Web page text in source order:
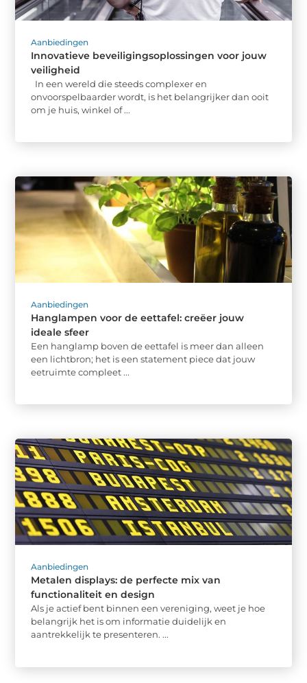
Aanbiedingen
Innovatieve beveiligingsoplossingen voor jouw
veiligheid
In een wereld die steeds complexer en
onvoorspelbaarder wordt, is het belangrijker dan ooit
om je huis, winkel of ...
Aanbiedingen
Hanglampen voor de eettafel: creëer jouw
ideale sfeer
Een hanglamp boven de eettafel is meer dan alleen
een lichtbron; het is een statement piece dat jouw
eetruimte compleet ...
Aanbiedingen
Metalen displays: de perfecte mix van
functionaliteit en design
Als je actief bent binnen een vereniging, weet je hoe
belangrijk het is om informatie duidelijk en
aantrekkelijk te presenteren. ...